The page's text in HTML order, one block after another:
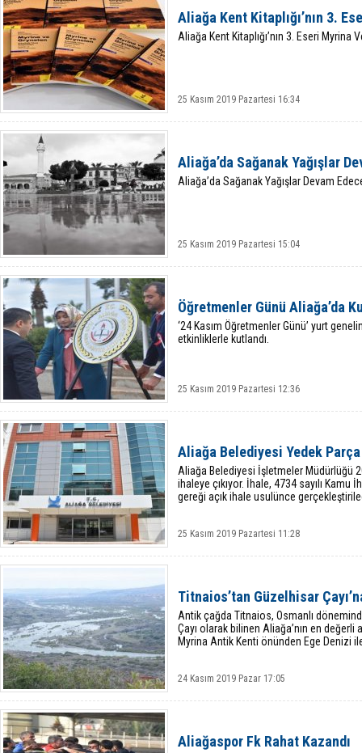
Aliağa Kent Kitaplığı’nın 3.
Aliağa Kent Kitaplığı’nın 3. Eseri Myrina
25 Kasım 2019 Pazartesi 16:34
Aliağa’da Sağanak Yağışlar
Aliağa’da Sağanak Yağışlar Devam
25 Kasım 2019 Pazartesi 15:04
Öğretmenler Günü Aliağa’da
‘24 Kasım Öğretmenler Günü’ yurt
etkinliklerle kutlandı.
25 Kasım 2019 Pazartesi 12:36
Aliağa Belediyesi Yedek
Aliağa Belediyesi İşletmeler Müdürlüğü
ihaleye çıkıyor. İhale, 4734 sayılı Kamu
gereği açık ihale usulünce
25 Kasım 2019 Pazartesi 11:28
Titnaios’tan Güzelhisar
Antik çağda Titnaios, Osmanlı
Çayı olarak bilinen Aliağa’nın en değerli
Myrina Antik Kenti önünden Ege Denizi
24 Kasım 2019 Pazar 17:05
Aliağaspor Fk Rahat Kazandı